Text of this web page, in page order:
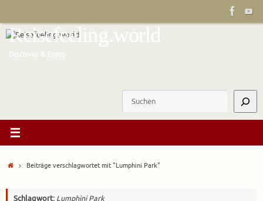
springen
Reisefeeling.world
Discover & Enjoy
StartBeiträge verschlagwortet mit "Lumphini Park"
Schlagwort: Lumphini Park